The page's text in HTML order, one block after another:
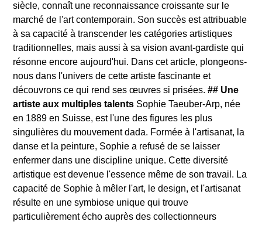
siècle, connaît une reconnaissance croissante sur le
marché de l'art contemporain. Son succès est attribuable
à sa capacité à transcender les catégories artistiques
traditionnelles, mais aussi à sa vision avant-gardiste qui
résonne encore aujourd'hui. Dans cet article, plongeons-
nous dans l'univers de cette artiste fascinante et
découvrons ce qui rend ses œuvres si prisées.## Une
artiste aux multiples talents Sophie Taeuber-Arp, née
en 1889 en Suisse, est l'une des figures les plus
singulières du mouvement dada. Formée à l'artisanat, la
danse et la peinture, Sophie a refusé de se laisser
enfermer dans une discipline unique. Cette diversité
artistique est devenue l'essence même de son travail. La
capacité de Sophie à mêler l'art, le design, et l'artisanat
résulte en une symbiose unique qui trouve
particulièrement écho auprès des collectionneurs